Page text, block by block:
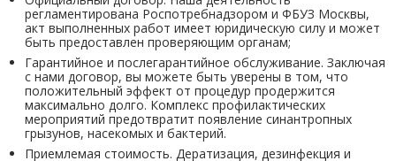
регламентирована Роспотребнадзором и ФБУЗ Москвы,
акт выполненных работ имеет юридическую силу и может
быть предоставлен проверяющим органам;
Гарантийное и послегарантийное обслуживание. Заключая
с нами договор, вы можете быть уверены в том, что
положительный эффект от процедур продержится
максимально долго. Комплекс профилактических
мероприятий предотвратит появление синантропных
грызунов, насекомых и бактерий.
Приемлемая стоимость. Дератизация, дезинфекция и